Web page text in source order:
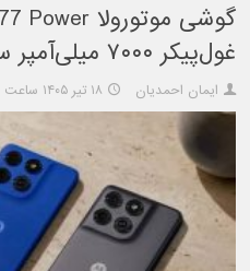
غول‌پیکر ۷۰۰۰ میلی‌آمپر ساعتی معرفی شد
ایمان احمدیان ۱۸ تیر ۱۴۰۵ ساعت ۱۵:۰۳